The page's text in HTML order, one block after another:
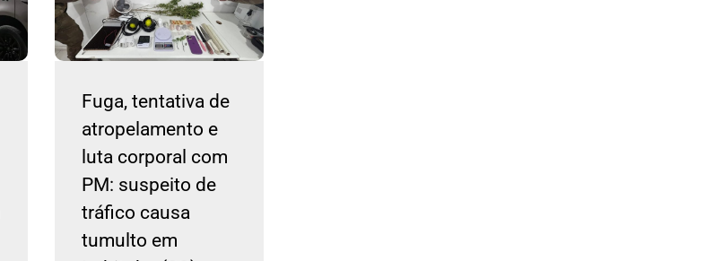
Fuga, tentativa de
atropelamento e
luta corporal com
PM: suspeito de
tráfico causa
tumulto em